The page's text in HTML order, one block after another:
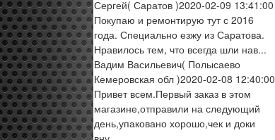
Сергей( Саратов )2020-02-09 13:41:00
Покупаю и ремонтирую тут с 2016
года. Специально езжу из Саратова.
Нравилось тем, что всегда шли нав...
Вадим Васильевич( Полысаево
Кемеровская обл )2020-02-08 12:40:00
Привет всем.Первый заказ в этом
магазине,отправили на следующий
день,упаковано хорошо,чек и доки